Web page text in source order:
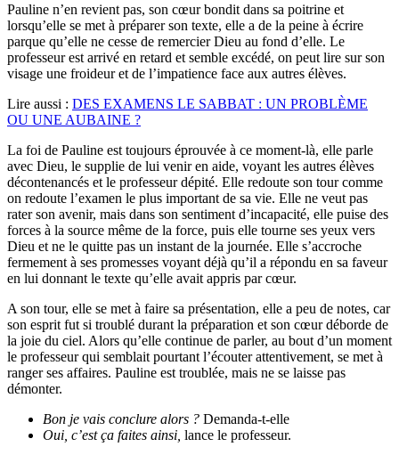
Pauline n’en revient pas, son cœur bondit dans sa poitrine et
lorsqu’elle se met à préparer son texte, elle a de la peine à écrire
parque qu’elle ne cesse de remercier Dieu au fond d’elle. Le
professeur est arrivé en retard et semble excédé, on peut lire sur son
visage une froideur et de l’impatience face aux autres élèves.
Lire aussi : DES EXAMENS LE SABBAT : UN PROBLÈME
OU UNE AUBAINE ?
La foi de Pauline est toujours éprouvée à ce moment-là, elle parle
avec Dieu, le supplie de lui venir en aide, voyant les autres élèves
décontenancés et le professeur dépité. Elle redoute son tour comme
on redoute l’examen le plus important de sa vie. Elle ne veut pas
rater son avenir, mais dans son sentiment d’incapacité, elle puise des
forces à la source même de la force, puis elle tourne ses yeux vers
Dieu et ne le quitte pas un instant de la journée. Elle s’accroche
fermement à ses promesses voyant déjà qu’il a répondu en sa faveur
en lui donnant le texte qu’elle avait appris par cœur.
A son tour, elle se met à faire sa présentation, elle a peu de notes, car
son esprit fut si troublé durant la préparation et son cœur déborde de
la joie du ciel. Alors qu’elle continue de parler, au bout d’un moment
le professeur qui semblait pourtant l’écouter attentivement, se met à
ranger ses affaires. Pauline est troublée, mais ne se laisse pas
démonter.
Bon je vais conclure alors ? Demanda-t-elle
Oui, c’est ça faites ainsi, lance le professeur.